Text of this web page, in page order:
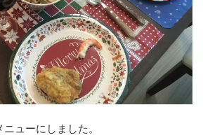
ューにしました。